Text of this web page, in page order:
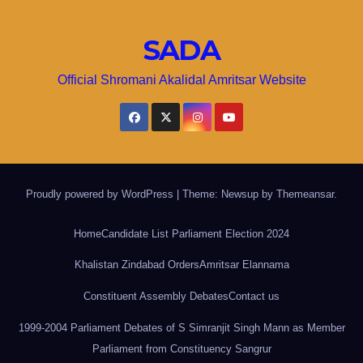
SADA
Official Shromani Akalidal Amritsar Website
Proudly powered by WordPress Theme: Newsup by Themeansar.
HomeCandidate List Parliament Election 2024
Khalistan Zindabad OrdersAmritsar Elannama
Constituent Assembly DebatesContact us
1999-2004 Parliament Debates of S Simranjit Singh Mann as Member
Parliament from Constituency Sangrur